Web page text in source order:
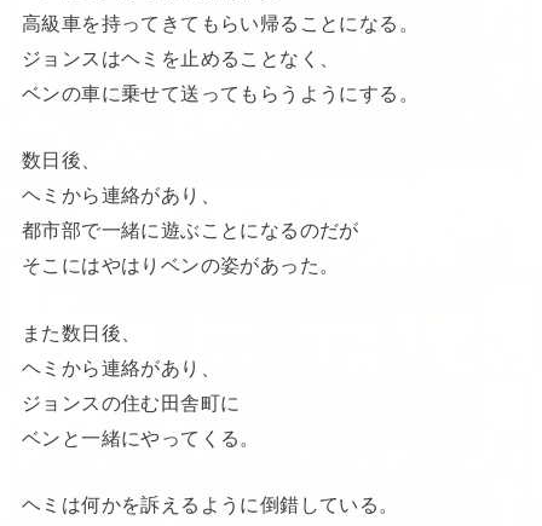
高級車を持ってきてもらい帰ることになる。
ジョンスはヘミを止めることなく、
ベンの車に乗せて送ってもらうようにする。
数日後、
ヘミから連絡があり、
都市部で一緒に遊ぶことになるのだが
そこにはやはりベンの姿があった。
また数日後、
ヘミから連絡があり、
ジョンスの住む田舎町に
ベンと一緒にやってくる。
ヘミは何かを訴えるように倒錯している。